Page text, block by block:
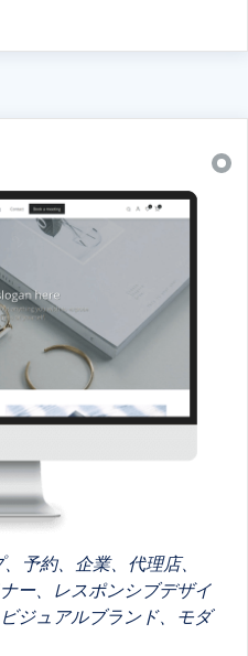
予約、企業、代理店、
ー、レスポンシブデザイ
ジュアルブランド、モダ